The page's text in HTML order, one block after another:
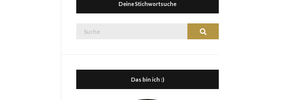
Deine Stichwortsuche
Suche
Das bin ich :)